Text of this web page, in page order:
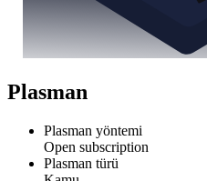
Plasman
Plasman yöntemi
Open subscription
Plasman türü